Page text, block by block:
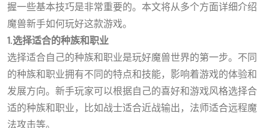
握一些基本技巧是非常重要的。本文将从多个方面详细介绍
魔兽新手如何玩好这款游戏。
1.选择适合的种族和职业
选择适合自己的种族和职业是玩好魔兽世界的第一步。不同
的种族和职业拥有不同的特点和技能，影响着游戏的体验和
发展方向。新手玩家可以根据自己的喜好和游戏风格选择合
适的种族和职业，比如战士适合近战输出，法师适合远程魔
法攻击等。